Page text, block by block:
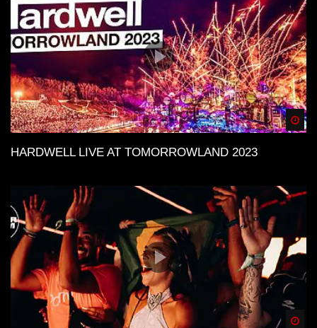
HARDWELL LIVE AT TOMORROWLAND 2023